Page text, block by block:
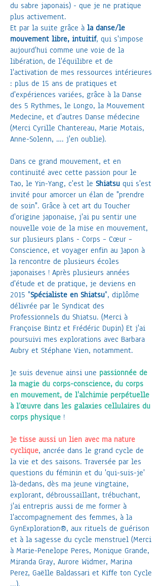
du sabre japonais) - que je ne pratique
plus activement.
Et par la suite grâce à la danse/le
mouvement libre, intuitif, qui s'impose
aujourd'hui comme une voie de la
libération, de l'équilibre et de
l'activation de mes ressources intérieures
: plus de 15 ans de pratiques et
d'expériences variées, grâce à la Danse
des 5 Rythmes, le Longo, la Mouvement
Medecine, et d'autres Danse médecine
(Merci Cyrille Chantereau, Marie Motais,
Anne-Solenn, …. j'en oublie).
Dans ce grand mouvement, et en
continuité avec cette passion pour le
Tao, le Yin-Yang, c'est le Shiatsu qui s'est
invité pour amorcer un élan de "prendre
de soin". Grâce à cet art du Toucher
d'origine japonaise, j'ai pu sentir une
nouvelle voie de la mise en mouvement,
sur plusieurs plans - Corps – Cœur –
Conscience, et voyager enfin au Japon à
la rencontre de plusieurs écoles
japonaises ! Après plusieurs années
d'étude et de pratique, je deviens en
2015 "Spécialiste en Shiatsu", diplôme
délivrée par le Syndicat des
Professionnels du Shiatsu. (Merci à
Françoise Bintz et Frédéric Dupin) Et j'ai
poursuivi mes explorations avec Barbara
Aubry et Stéphane Vien, notamment.
Je suis devenue ainsi une passionnée de
la magie du corps-conscience, du corps
en mouvement, de l'alchimie perpétuelle
à l’œuvre dans les galaxies cellulaires du
corps physique !
Je tisse aussi un lien avec ma nature
cyclique, ancrée dans le grand cycle de
la vie et des saisons. Traversée par les
questions du féminin et du 'qui-suis-je'
là-dedans, dès ma jeune vingtaine,
explorant, débroussaillant, trébuchant,
j'ai entrepris aussi de me former à
l'accompagnement des femmes, à la
GynExploration®, aux rituels de guérison
et à la sagesse du cycle menstruel (Merci
à Marie-Penelope Peres, Monique Grande,
Miranda Gray, Aurore Widmer, Marina
Perez, Gaëlle Baldassari et Kiffe ton Cycle
...).